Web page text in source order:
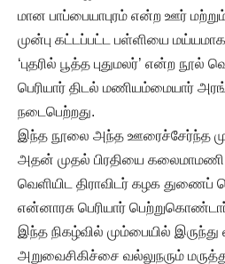
மான பாப்பையாபுரம் என்ற ஊர்
முன்பு கட்டப்பட்ட பள்ளியை
‘புதரில் பூத்த புதுமலர்’ என்ற
பெரியார் திடல் மணியம்மையார்
நடைபெற்றது.
இந்த நூலை அந்த ஊரைச்சேர்ந்த
அதன் முதல் பிரதியை கலைமாமணி
வெளியிட திராவிடர் கழக துணைப்
என்னாரசு பெரியார்
இந்த நிகழ்வில் மும்பையில் இருந்து
அறுவைசிகிச்சை வல்லுநரும்